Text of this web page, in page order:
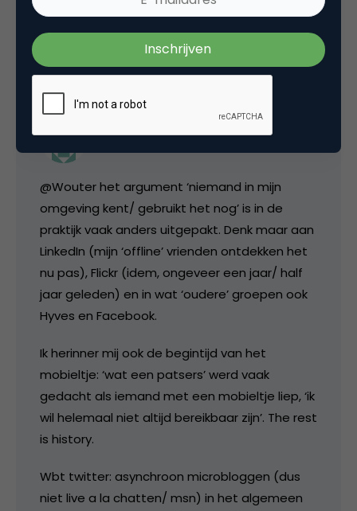
5 december 2008 om 09:26
Claire Boonstra
@Wouter het argument ‘niemand in mijn
omgeving kent/ gebruikt het nog’ is in de
praktijk vaak anders uitgepakt. Denk maar aan
LinkedIn (mijn ‘offline’ vrienden ontdekken het
nu pas), Flickr (idem, ongeveer een jaar/ half
jaar geleden) en in wat ‘oudere’ groepen ook
Hyves en Facebook.
Ik herinner mij ook de begintijd van het
mobieltje: ‘wat een patsers’ werd vaak
gedacht als iemand met een mobieltje liep, ‘ik
wil helemaal niet altijd bereikbaar zijn’. The rest
is history.
Wbt twitter: asynchroon microbloggen (dus
niet live a la chatten/ msn) in het algemeen